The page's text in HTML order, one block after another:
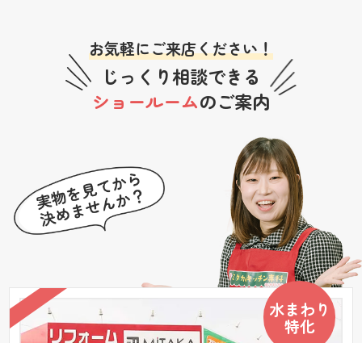
お気軽にご来店ください！
じっくり相談できる
ショールームのご案内
水まわり
特化